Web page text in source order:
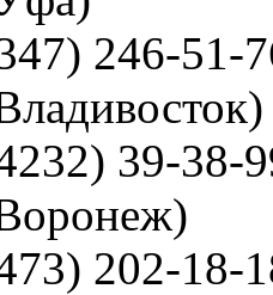
246-51-
39-38-
202-18-